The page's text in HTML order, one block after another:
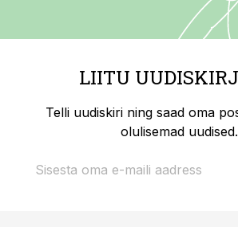
LIITU
Telli uudiskiri ning saad oma
olulisemad uudised.